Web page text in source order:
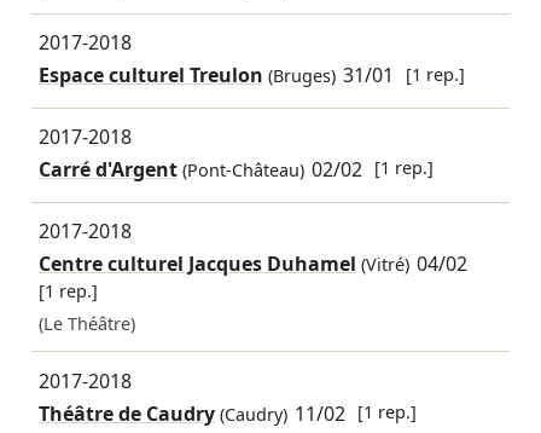
2017-2018
Espace culturel Treulon (Bruges) 31/01 [1 rep.]
2017-2018
Carré d'Argent(Pont-Château) 02/02 [1 rep.]
2017-2018
Centre culturel Jacques Duhamel (Vitré) 04/02
[1 rep.]
(Le Théâtre)
2017-2018
Théâtre de Caudry(Caudry) 11/02 [1 rep.]